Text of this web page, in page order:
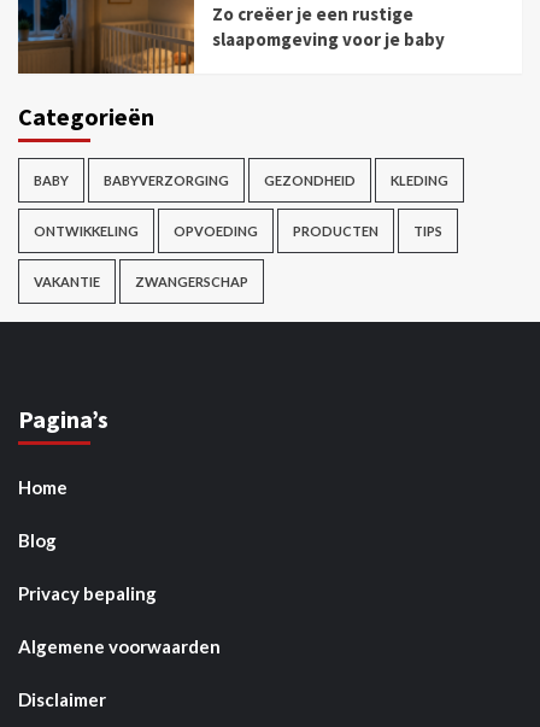
Zo creëer je een rustige
slaapomgeving voor je baby
Categorieën
BABY BABYVERZORGING GEZONDHEID KLEDING
ONTWIKKELING OPVOEDING PRODUCTEN TIPS
VAKANTIE ZWANGERSCHAP
Pagina’s
Home
Blog
Privacy bepaling
Algemene voorwaarden
Disclaimer